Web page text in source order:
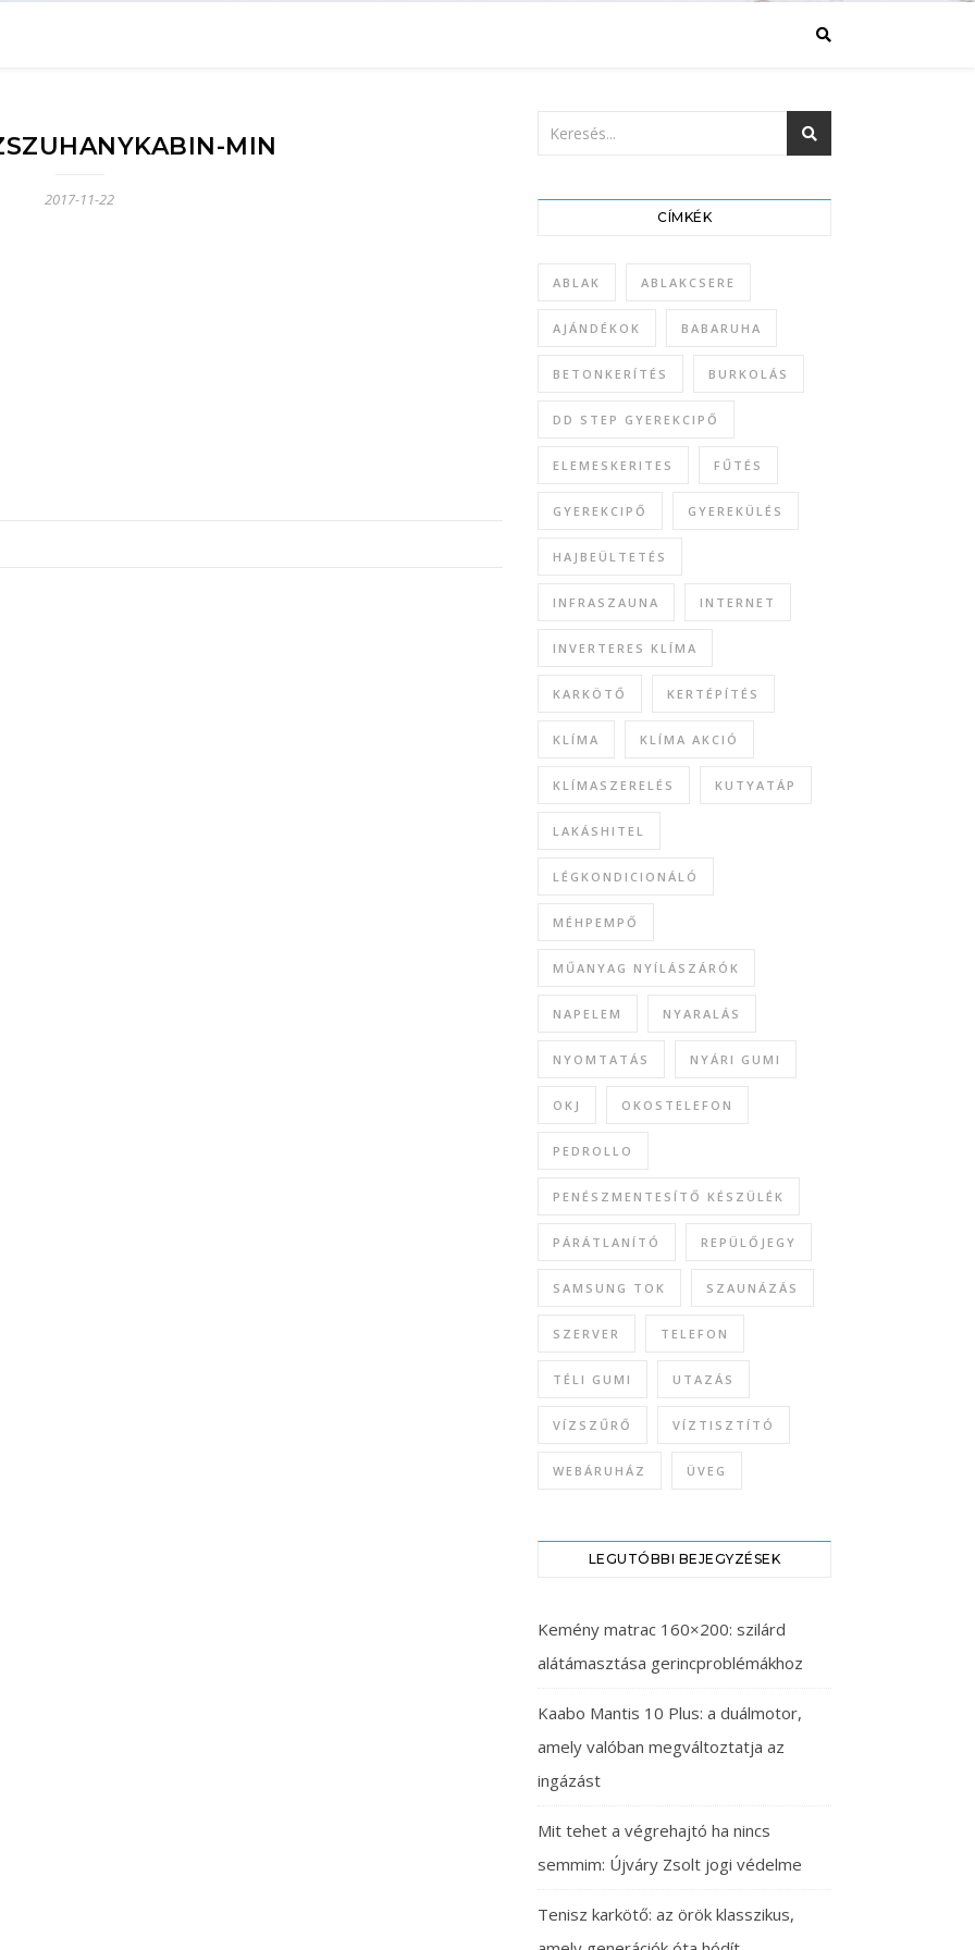
MIN
2017-11-22
CÍMKÉK
ABLAK ABLAKCSERE
AJÁNDÉKOK BABARUHA
BETONKERÍTÉS BURKOLÁS
DD STEP GYEREKCIPŐ
ELEMESKERITES FŰTÉS
GYEREKCIPŐ GYEREKÜLÉS
HAJBEÜLTETÉS
INFRASZAUNA INTERNET
INVERTERES KLÍMA
KARKÖTŐ KERTÉPÍTÉS
KLÍMA KLÍMA AKCIÓ
KLÍMASZERELÉS KUTYATÁP
LAKÁSHITEL
LÉGKONDICIONÁLÓ
MÉHPEMPŐ
MŰANYAG NYÍLÁSZÁRÓK
NAPELEM NYARALÁS
NYOMTATÁS NYÁRI GUMI
OKJ OKOSTELEFON
PEDROLLO
PENÉSZMENTESÍTŐ KÉSZÜLÉK
PÁRÁTLANÍTÓ REPÜLŐJEGY
SAMSUNG TOK SZAUNÁZÁS
SZERVER TELEFON
TÉLI GUMI UTAZÁS
VÍZSZŰRŐ VÍZTISZTÍTÓ
WEBÁRUHÁZ ÜVEG
LEGUTÓBBI BEJEGYZÉSEK
Kemény matrac 160×200: szilárd
alátámasztása gerincproblémákhoz
Kaabo Mantis 10 Plus: a duálmotor,
amely valóban megváltoztatja az
ingázást
Mit tehet a végrehajtó ha nincs
semmim: Újváry Zsolt jogi védelme
Tenisz karkötő: az örök klasszikus,